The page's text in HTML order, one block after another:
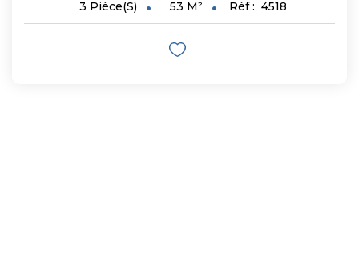
3 Pièce(s) 53 M² Réf : 4518